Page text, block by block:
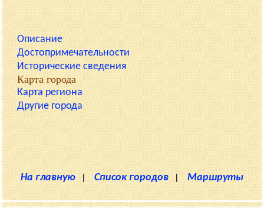
Описание
Достопримечательности
Исторические сведения
Карта города
Карта региона
Другие города
На главную | Список городов | Маршруты